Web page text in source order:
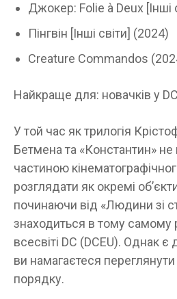
Джокер: Folie à Deux [Інші
Пінгвін [Інші світи] (2024)
Creature Commandos
Найкраще для: новачків у DC
У той час як трилогія
Бетмена та «Константин»
частиною
розглядати як окремі
починаючи від «Людини зі
знаходиться в тому
всесвіті DC (DCEU). Однак є
ви намагаєтеся
порядку.